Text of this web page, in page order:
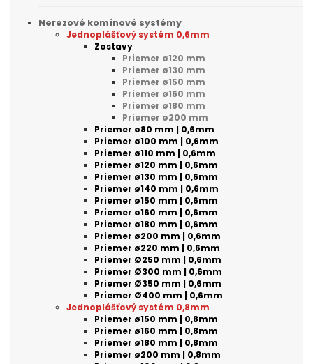
Nerezové komínové systémy
Jednoplášťový systém 0,6mm
Zostavy
Priemer ø120 mm
Priemer ø130 mm
Priemer ø150 mm
Priemer ø160 mm
Priemer ø180 mm
Priemer ø200 mm
Priemer ø80 mm | 0,6mm
Priemer ø100 mm | 0,6mm
Priemer ø110 mm | 0,6mm
Priemer ø120 mm | 0,6mm
Priemer ø130 mm | 0,6mm
Priemer ø140 mm | 0,6mm
Priemer ø150 mm | 0,6mm
Priemer ø160 mm | 0,6mm
Priemer ø180 mm | 0,6mm
Priemer ø200 mm | 0,6mm
Priemer ø220 mm | 0,6mm
Priemer Ø250 mm | 0,6mm
Priemer Ø300 mm | 0,6mm
Priemer Ø350 mm | 0,6mm
Priemer Ø400 mm | 0,6mm
Jednoplášťový systém 0,8mm
Priemer ø150 mm | 0,8mm
Priemer ø160 mm | 0,8mm
Priemer ø180 mm | 0,8mm
Priemer ø200 mm | 0,8mm